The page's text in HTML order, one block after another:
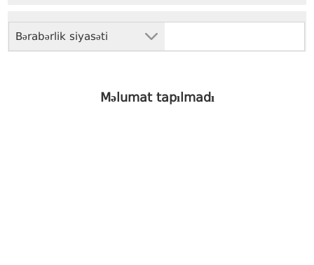
Bərabərlik siyasəti
Məlumat tapılmadı